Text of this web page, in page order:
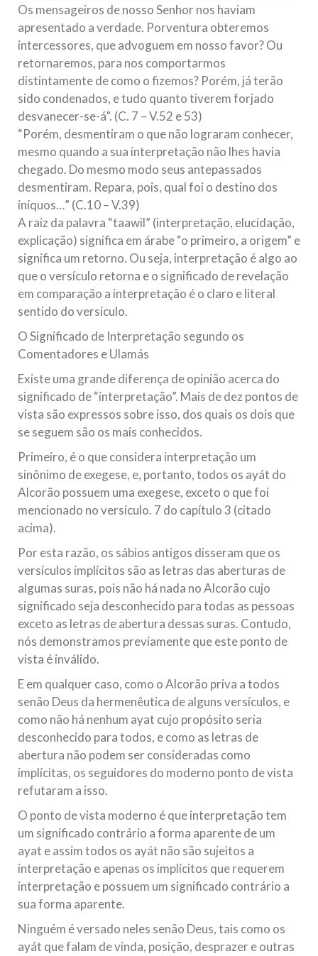
Os mensageiros de nosso Senhor nos haviam
apresentado a verdade. Porventura obteremos
intercessores, que advoguem em nosso favor? Ou
retornaremos, para nos comportarmos
distintamente de como o fizemos? Porém, já terão
sido condenados, e tudo quanto tiverem forjado
desvanecer-se-á”. (C. 7 – V.52 e 53)
“Porém, desmentiram o que não lograram conhecer,
mesmo quando a sua interpretação não lhes havia
chegado. Do mesmo modo seus antepassados
desmentiram. Repara, pois, qual foi o destino dos
iníquos…” (C.10 – V.39)
A raiz da palavra “taawil” (interpretação, elucidação,
explicação) significa em árabe “o primeiro, a origem” e
significa um retorno. Ou seja, interpretação é algo ao
que o versículo retorna e o significado de revelação
em comparação a interpretação é o claro e literal
sentido do versículo.
O Significado de Interpretação segundo os
Comentadores e Ulamás
Existe uma grande diferença de opinião acerca do
significado de “interpretação”. Mais de dez pontos de
vista são expressos sobre isso, dos quais os dois que
se seguem são os mais conhecidos.
Primeiro, é o que considera interpretação um
sinônimo de exegese, e, portanto, todos os ayát do
Alcorão possuem uma exegese, exceto o que foi
mencionado no versículo. 7 do capítulo 3 (citado
acima).
Por esta razão, os sábios antigos disseram que os
versículos implícitos são as letras das aberturas de
algumas suras, pois não há nada no Alcorão cujo
significado seja desconhecido para todas as pessoas
exceto as letras de abertura dessas suras. Contudo,
nós demonstramos previamente que este ponto de
vista é inválido.
E em qualquer caso, como o Alcorão priva a todos
senão Deus da hermenêutica de alguns versículos, e
como não há nenhum ayat cujo propósito seria
desconhecido para todos, e como as letras de
abertura não podem ser consideradas como
implícitas, os seguidores do moderno ponto de vista
refutaram a isso.
O ponto de vista moderno é que interpretação tem
um significado contrário a forma aparente de um
ayat e assim todos os ayát não são sujeitos a
interpretação e apenas os implícitos que requerem
interpretação e possuem um significado contrário a
sua forma aparente.
Ninguém é versado neles senão Deus, tais como os
ayát que falam de vinda, posição, desprazer e outras